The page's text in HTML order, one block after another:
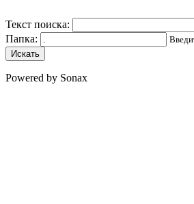
Текст поиска:
Папка:
Powered by Sonax